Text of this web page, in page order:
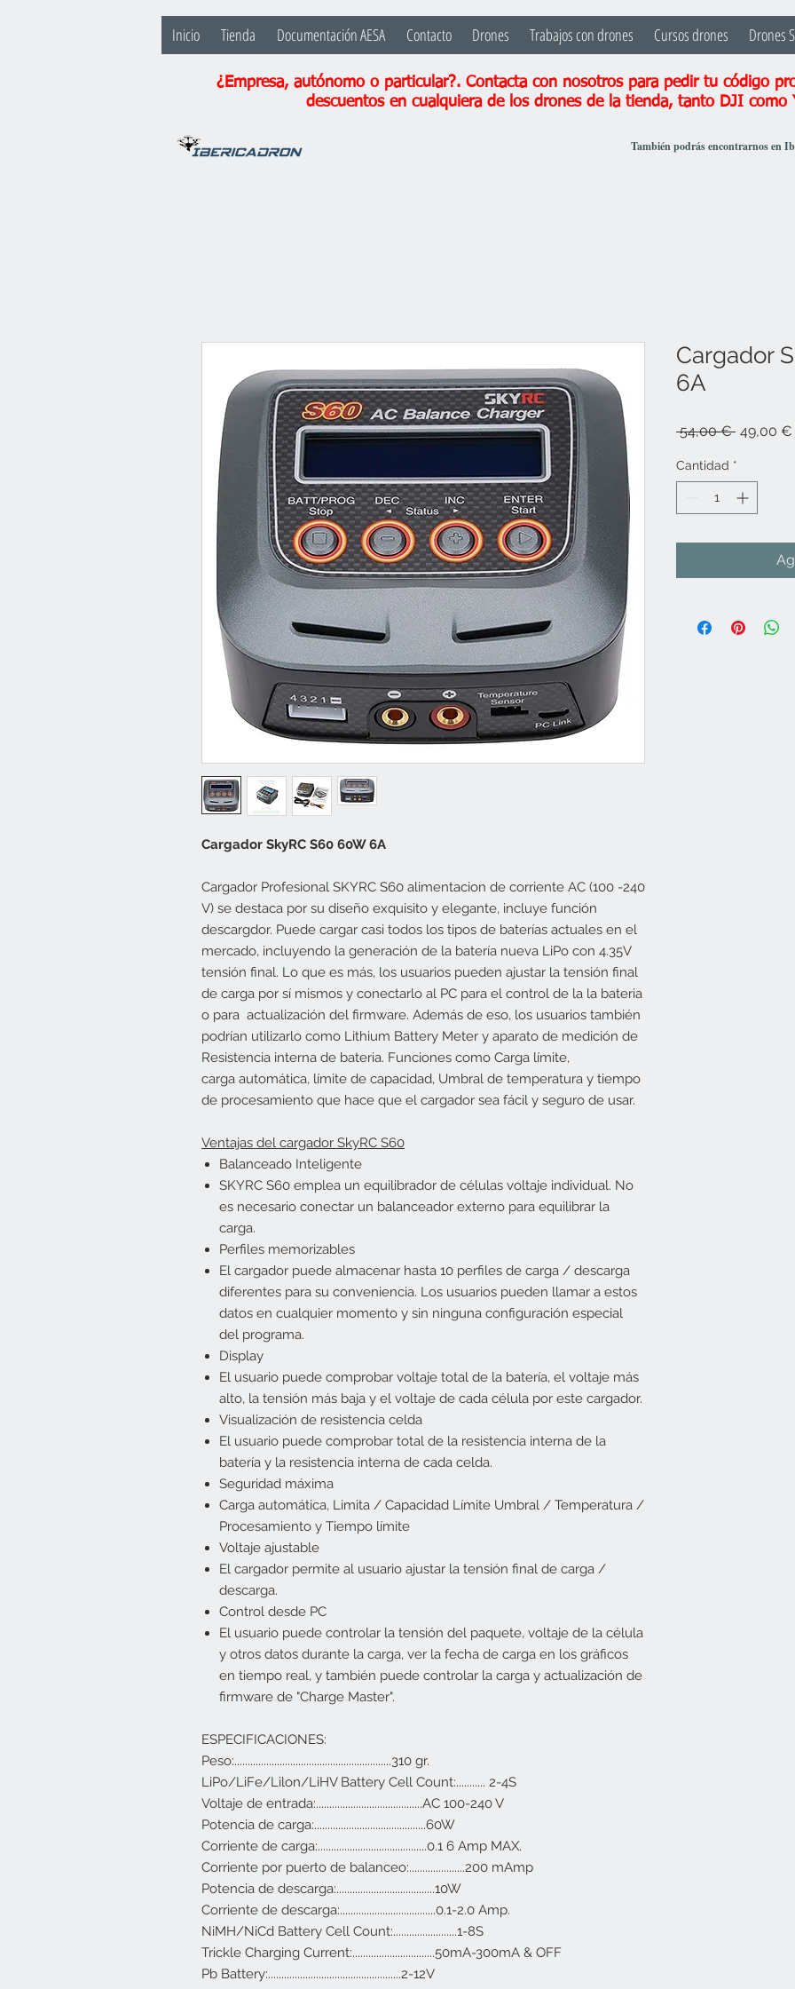
Inicio Tienda Documentación AESA Contacto Drones Trabajos con drones Cursos drones Drones
¿Empresa, autónomo o particular?. Contacta con nosotros para pedir tu código
descuentos en cualquiera de los drones de la tienda, tanto DJI como
También podrás encontrarnos en
Cargador SkyRC S60 60W 6A
Cargador Profesional SKYRC S60 alimentacion de corriente AC (100 -240
V) se destaca por su diseño exquisito y elegante, incluye función
descargdor. Puede cargar casi todos los tipos de baterías actuales en el
mercado, incluyendo la generación de la batería nueva LiPo con 4.35V
tensión final. Lo que es más, los usuarios pueden ajustar la tensión final
de carga por sí mismos y conectarlo al PC para el control de la la bateria
o para actualización del firmware. Además de eso, los usuarios también
podrían utilizarlo como Lithium Battery Meter y aparato de medición de
Resistencia interna de bateria. Funciones como Carga límite,
carga automática, límite de capacidad, Umbral de temperatura y tiempo
de procesamiento que hace que el cargador sea fácil y seguro de usar.
Ventajas del cargador SkyRC S60
Balanceado Inteligente
SKYRC S60 emplea un equilibrador de células voltaje individual. No
es necesario conectar un balanceador externo para equilibrar la
carga.
Perfiles memorizables
El cargador puede almacenar hasta 10 perfiles de carga / descarga
diferentes para su conveniencia. Los usuarios pueden llamar a estos
datos en cualquier momento y sin ninguna configuración especial
del programa.
Display
El usuario puede comprobar voltaje total de la batería, el voltaje más
alto, la tensión más baja y el voltaje de cada célula por este cargador.
Visualización de resistencia celda
El usuario puede comprobar total de la resistencia interna de la
batería y la resistencia interna de cada celda.
Seguridad máxima
Carga automática, Limita / Capacidad Límite Umbral / Temperatura /
Procesamiento y Tiempo límite
Voltaje ajustable
El cargador permite al usuario ajustar la tensión final de carga /
descarga.
Control desde PC
El usuario puede controlar la tensión del paquete, voltaje de la célula
y otros datos durante la carga, ver la fecha de carga en los gráficos
en tiempo real, y también puede controlar la carga y actualización de
firmware de "Charge Master".
ESPECIFICACIONES:
Peso:...........................................................310 gr.
LiPo/LiFe/Lilon/LiHV Battery Cell Count:........... 2-4S
Voltaje de entrada:........................................AC 100-240 V
Potencia de carga:..........................................60W
Corriente de carga:.........................................0.1 6 Amp MAX.
Corriente por puerto de balanceo:.....................200 mAmp
Potencia de descarga:.....................................10W
Corriente de descarga:....................................0.1-2.0 Amp.
NiMH/NiCd Battery Cell Count:........................1-8S
Trickle Charging Current:...............................50mA-300mA & OFF
Pb Battery:..................................................2-12V
Cargador
6A
54,00 € Precio
49,00 €
Cantidad *